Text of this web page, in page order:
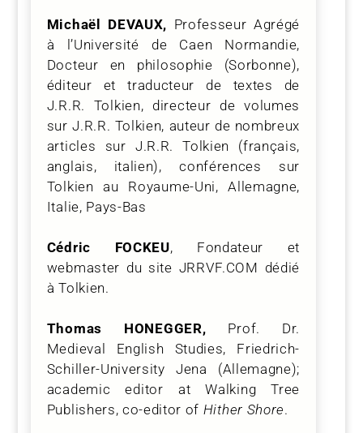
Michaël DEVAUX, Professeur Agrégé
à l’Université de Caen Normandie,
Docteur en philosophie (Sorbonne),
éditeur et traducteur de textes de
J.R.R. Tolkien, directeur de volumes
sur J.R.R. Tolkien, auteur de nombreux
articles sur J.R.R. Tolkien (français,
anglais, italien), conférences sur
Tolkien au Royaume-Uni, Allemagne,
Italie, Pays-Bas
Cédric FOCKEU, Fondateur et
webmaster du site JRRVF.COM dédié
à Tolkien.
Thomas HONEGGER, Prof. Dr.
Medieval English Studies, Friedrich-
Schiller-University Jena (Allemagne);
academic editor at Walking Tree
Publishers, co-editor of Hither Shore.